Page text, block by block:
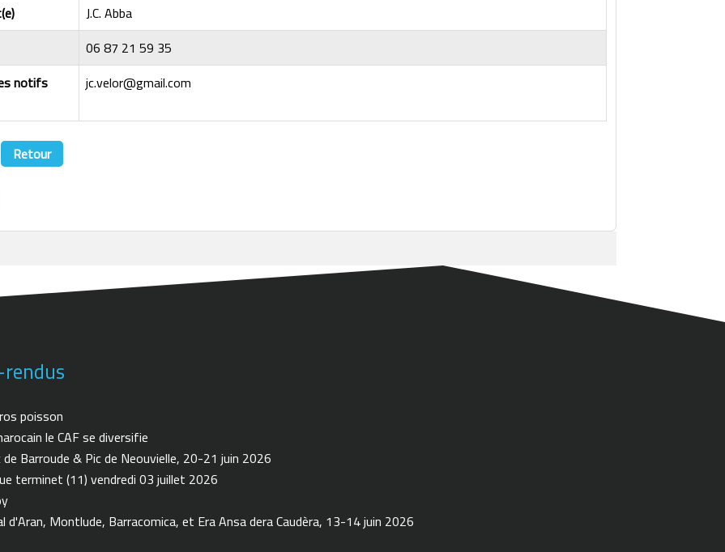
J.C. Abba
06 87 21 59 35
notifs
jc.velor@gmail.com
Retour
poisson
le CAF se diversifie
Barroude & Pic de Neouvielle, 20-21 juin 2026
terminet (11) vendredi 03 juillet 2026
d'Aran, Montlude, Barracomica, et Era Ansa dera Caudèra, 13-14 juin 2026